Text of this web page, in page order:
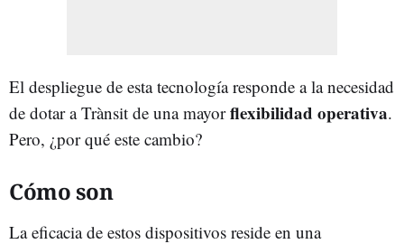
El despliegue de esta tecnología responde a la necesidad
de dotar a Trànsit de una mayorflexibilidad operativa.
Pero, ¿por qué este cambio?
Cómo son
La eficacia de estos dispositivos reside en una